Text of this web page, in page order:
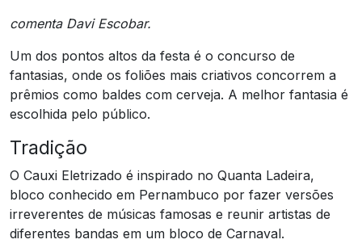
comenta Davi Escobar.
Um dos pontos altos da festa é o concurso de
fantasias, onde os foliões mais criativos concorrem a
prêmios como baldes com cerveja. A melhor fantasia é
escolhida pelo público.
Tradição
O Cauxi Eletrizado é inspirado no Quanta Ladeira,
bloco conhecido em Pernambuco por fazer versões
irreverentes de músicas famosas e reunir artistas de
diferentes bandas em um bloco de Carnaval.